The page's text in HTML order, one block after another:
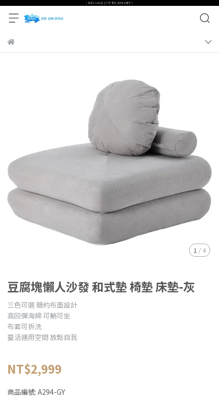
1 / 4
豆腐塊懶人沙發 和式墊 椅墊 床墊-灰
三色可選 簡約布面設計
高回彈海綿 可躺可坐
布套可拆洗
靈活運用空間 放鬆自我
NT$2,999
商品編號: A294-GY